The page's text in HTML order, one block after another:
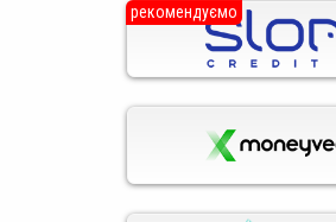
рекомендуємо